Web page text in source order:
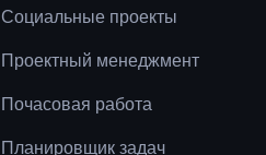
Социальные проекты
Проектный менеджмент
Почасовая работа
Планировщик задач